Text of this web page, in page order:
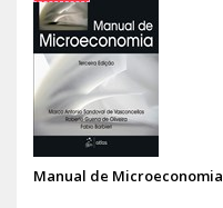
Manual de Microeconomia